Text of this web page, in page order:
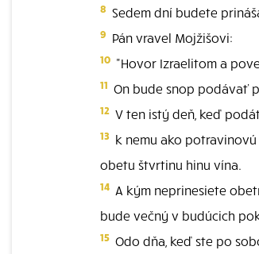
8 Sedem dní budete
9 Pán vravel Mojžišovi:
10 "Hovor Izraelitom a
11 On bude snop podávať
12 V ten istý deň, keď
13 k nemu ako
obetu štvrtinu hinu vína.
14 A kým neprinesiete
bude večný v budúcich
15 Odo dňa, keď ste po